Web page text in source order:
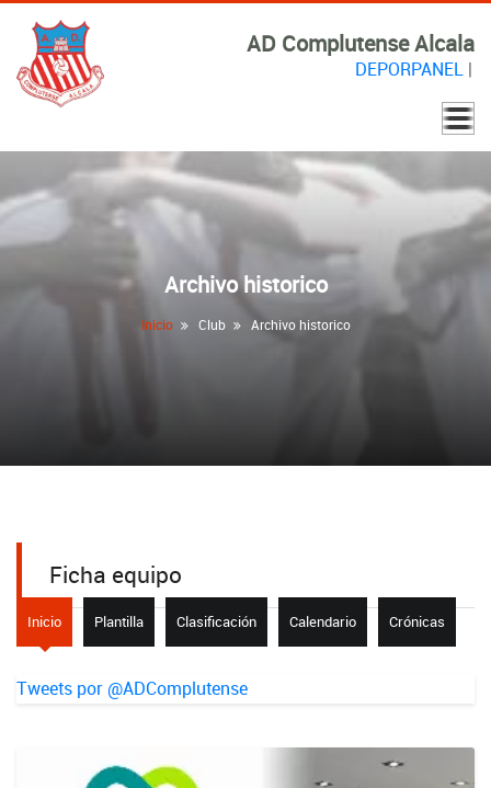
AD Complutense Alcala
DEPORPANEL|
Archivo historico
Inicio Club Archivo historico
Ficha equipo
Inicio Plantilla Clasificación Calendario Crónicas
Tweets por @ADComplutense